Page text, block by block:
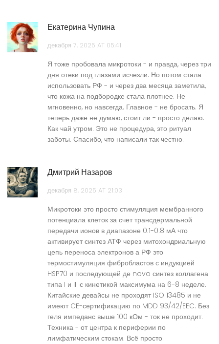
Екатерина Чупина
декабря 7, 2025 AT 05:41
Я тоже пробовала микротоки - и правда, через три
дня отеки под глазами исчезли. Но потом стала
использовать РФ - и через два месяца заметила,
что кожа на подбородке стала плотнее. Не
мгновенно, но навсегда. Главное - не бросать. Я
теперь даже не думаю, стоит ли - просто делаю.
Как чай утром. Это не процедура, это ритуал
заботы. Спасибо, что написали так честно.
Дмитрий Назаров
декабря 8, 2025 AT 21:03
Микротоки это просто стимуляция мембранного
потенциала клеток за счет трансдермальной
передачи ионов в диапазоне 0.1-0.8 мА что
активирует синтез АТФ через митохондриальную
цепь переноса электронов а РФ это
термостимуляция фибробластов с индукцией
HSP70 и последующей де novo синтез коллагена
типа I и III с кинетикой максимума на 6-8 неделе.
Китайские девайсы не проходят ISO 13485 и не
имеют CE-сертификацию по MDD 93/42/EEC. Без
геля импеданс выше 100 кОм - ток не проходит.
Техника - от центра к периферии по
лимфатическим стокам. Всё просто.